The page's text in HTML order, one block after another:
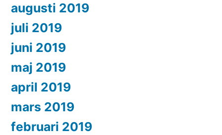
augusti 2019
juli 2019
juni 2019
maj 2019
april 2019
mars 2019
februari 2019